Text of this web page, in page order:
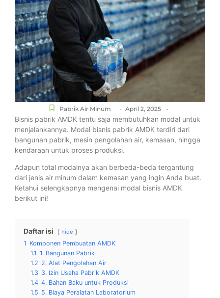
Pabrik Air Minum - April 2, 2025 -
Bisnis pabrik AMDK tentu saja membutuhkan modal untuk
menjalankannya. Modal bisnis pabrik AMDK terdiri dari
bangunan pabrik, mesin pengolahan air, kemasan, hingga
kendaraan untuk proses produksi.
Adapun total modalnya akan berbeda-beda tergantung
dari jenis air minum dalam kemasan yang ingin Anda buat.
Ketahui selengkapnya mengenai modal bisnis AMDK
berikut ini!
Daftar isi hide
1 Komponen Pembuatan AMDK
1.1 1. Bangunan Pabrik
1.2 2. Alat Pengolahan Air
1.3 3. Izin Usaha Pabrik AMDK
1.4 4. Bahan Baku untuk Produksi
1.5 5. Biaya Peralatan Laboratorium